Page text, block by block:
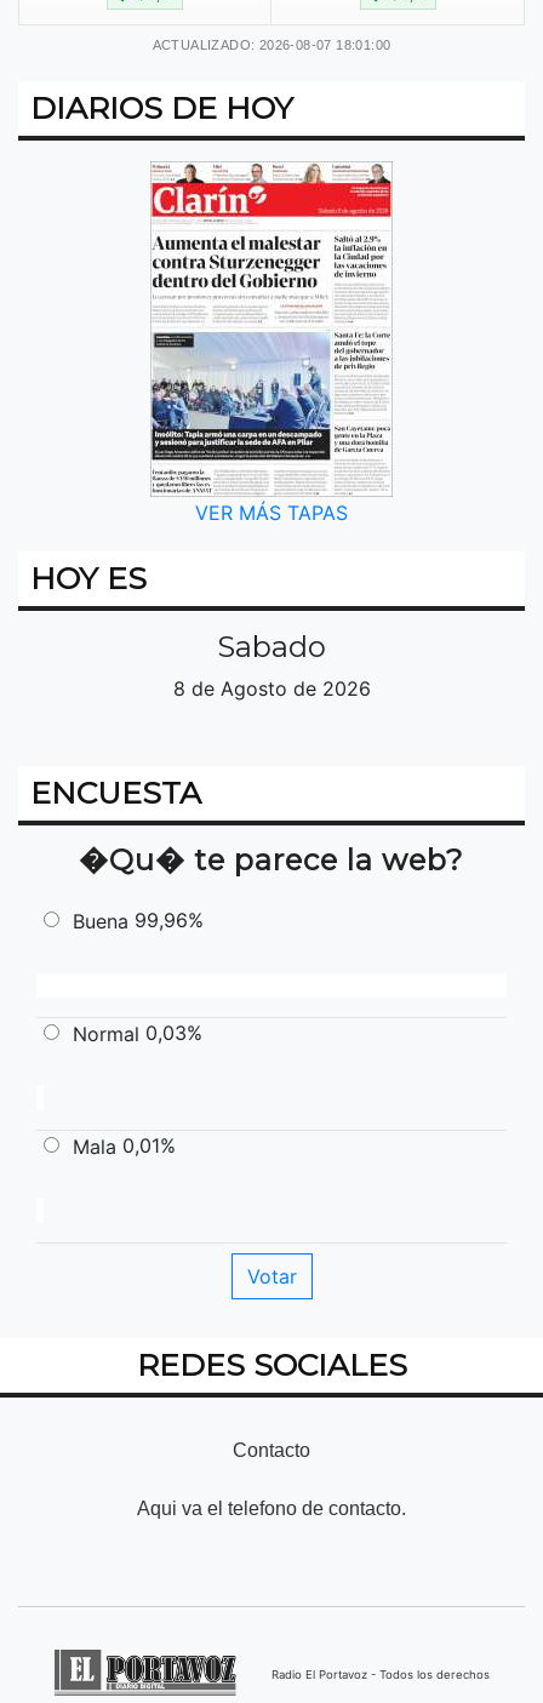
ACTUALIZADO: 2026-08-07 18:01:00
DIARIOS DE HOY
VER MÁS TAPAS
HOY ES
Sabado
8 de Agosto de 2026
ENCUESTA
�Qu� te parece la web?
Buena 99,96%
Normal 0,03%
Mala 0,01%
REDES SOCIALES
Contacto
Aqui va el telefono de contacto.
Radio El Portavoz - Todos los derechos